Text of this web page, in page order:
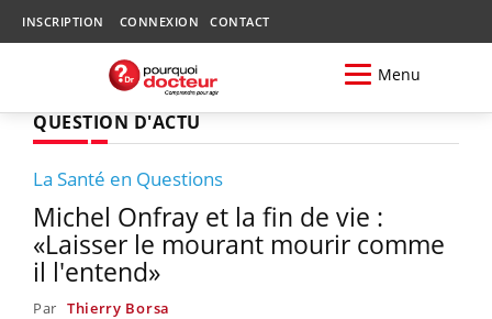
INSCRIPTION CONNEXION CONTACT
Menu
QUESTION D'ACTU
La Santé en Questions
Michel Onfray et la fin de vie :
«Laisser le mourant mourir comme
il l'entend»
Par Thierry Borsa